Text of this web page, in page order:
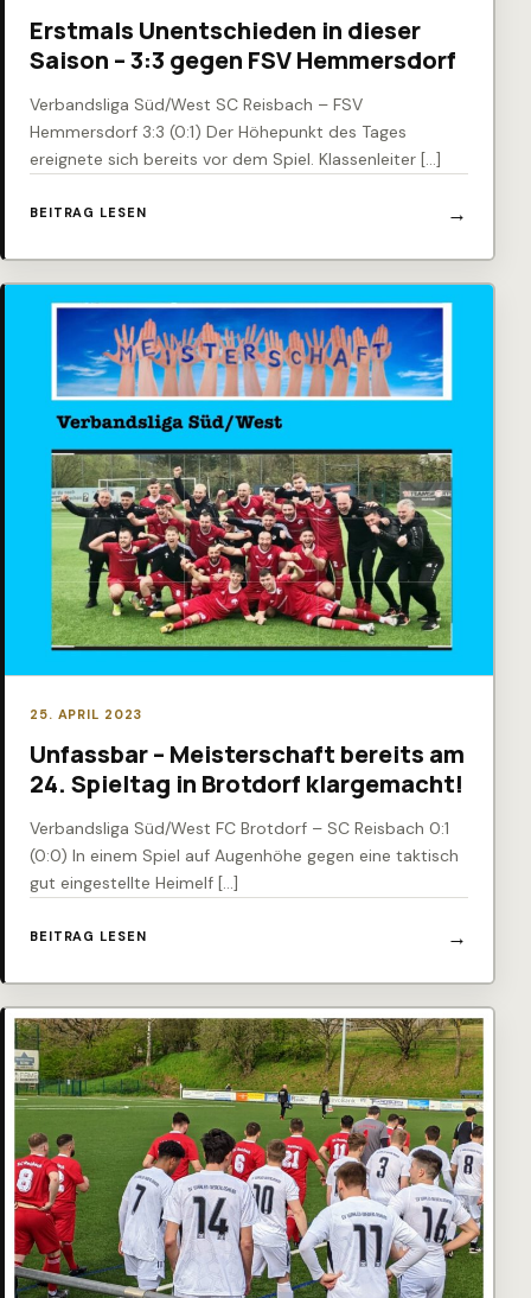
Erstmals Unentschieden in dieser
Saison – 3:3 gegen FSV Hemmersdorf
Verbandsliga Süd/West SC Reisbach – FSV
Hemmersdorf 3:3 (0:1) Der Höhepunkt des Tages
ereignete sich bereits vor dem Spiel. Klassenleiter […]
BEITRAG LESEN
25. APRIL 2023
Unfassbar – Meisterschaft bereits am
24. Spieltag in Brotdorf klargemacht!
Verbandsliga Süd/West FC Brotdorf – SC Reisbach 0:1
(0:0) In einem Spiel auf Augenhöhe gegen eine taktisch
gut eingestellte Heimelf […]
BEITRAG LESEN